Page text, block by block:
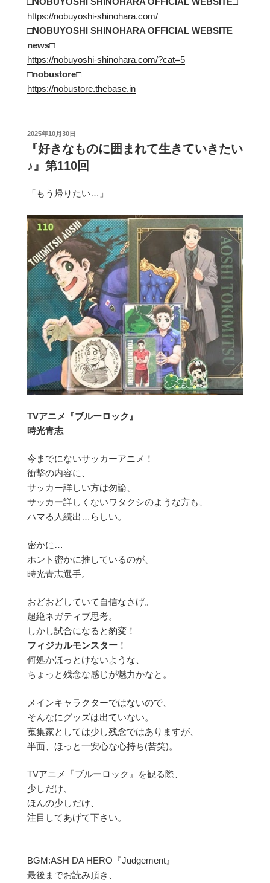
https://nobuyoshi-shinohara.com/
□NOBUYOSHI SHINOHARA OFFICIAL WEBSITE
news□
https://nobuyoshi-shinohara.com/?cat=5
□nobustore□
https://nobustore.thebase.in
投
2025年10月30日
『好きなものに囲まれて生きていきたい
♪』第110回
「もう帰りたい…」
TVアニメ『ブルーロック』
時光青志
今までにないサッカーアニメ！
衝撃の内容に、
サッカー詳しい方は勿論、
サッカー詳しくないワタクシのような方も、
ハマる人続出…らしい。
密かに…
ホント密かに推しているのが、
時光青志選手。
おどおどしていて自信なさげ。
超絶ネガティブ思考。
しかし試合になると豹変！
フィジカルモンスター ！
何処かほっとけないような、
ちょっと残念な感じが魅力かなと。
メインキャラクターではないので、
そんなにグッズは出ていない。
蒐集家としては少し残念ではありますが、
半面、ほっと一安心な心持ち(苦笑)。
TVアニメ『ブルーロック』を観る際、
少しだけ、
ほんの少しだけ、
注目してあげて下さい。
BGM:ASH DA HERO『Judgement』
最後までお読み頂き、